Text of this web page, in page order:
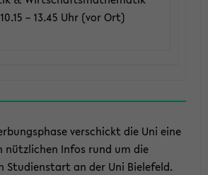
– 13.45 Uhr (vor Ort)
verschickt die Uni eine
nützlichen Infos rund um die
Studienstart an der Uni Bielefeld.